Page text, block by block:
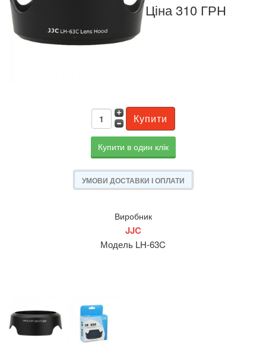
Ціна 310 ГРН
Купити в один клік
УМОВИ ДОСТАВКИ І ОПЛАТИ
Виробник
JJC
Модель LH-63C